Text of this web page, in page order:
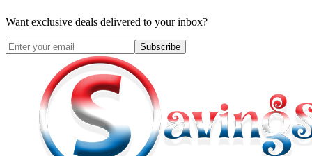
Want exclusive deals delivered to your inbox?
Subscribe